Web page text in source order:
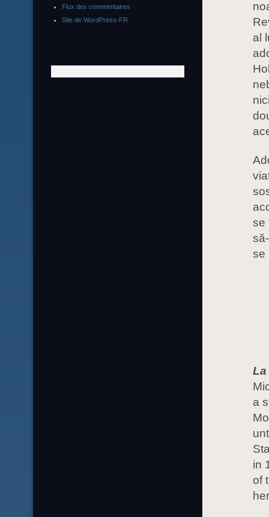
al
se
se
La
a
in
of
Flux des commentaires
Site de WordPress-FR